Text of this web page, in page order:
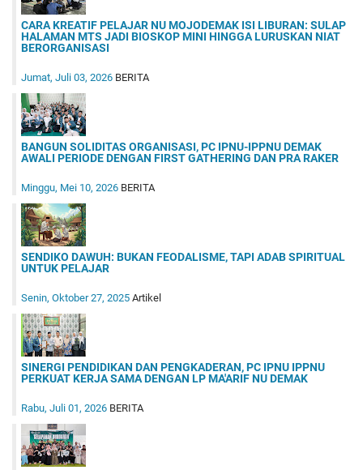
CARA KREATIF PELAJAR NU MOJODEMAK ISI LIBURAN: SULAP
HALAMAN MTS JADI BIOSKOP MINI HINGGA LURUSKAN NIAT
BERORGANISASI
Jumat, Juli 03, 2026 BERITA
BANGUN SOLIDITAS ORGANISASI, PC IPNU-IPPNU DEMAK
AWALI PERIODE DENGAN FIRST GATHERING DAN PRA RAKER
Minggu, Mei 10, 2026 BERITA
SENDIKO DAWUH: BUKAN FEODALISME, TAPI ADAB SPIRITUAL
UNTUK PELAJAR
Senin, Oktober 27, 2025 Artikel
SINERGI PENDIDIKAN DAN PENGKADERAN, PC IPNU IPPNU
PERKUAT KERJA SAMA DENGAN LP MA'ARIF NU DEMAK
Rabu, Juli 01, 2026 BERITA